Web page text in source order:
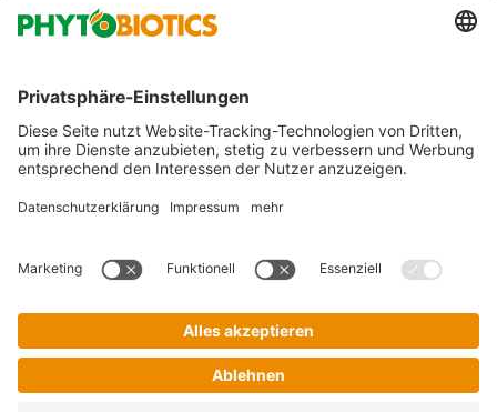
Über uns
Agribusiness
Folgen Sie uns auf
Impressum
AGB